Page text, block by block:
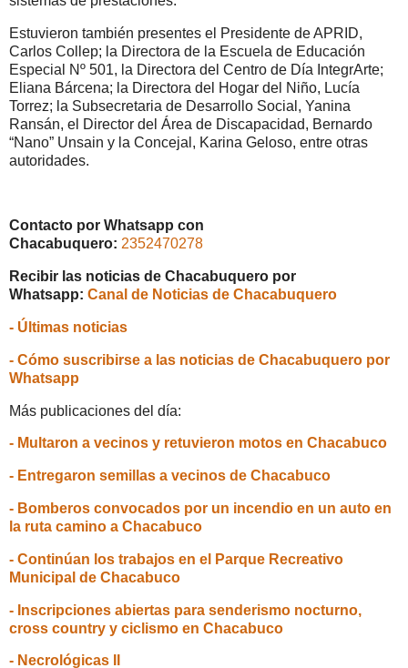
Estuvieron también presentes el Presidente de APRID,
Carlos Collep; la Directora de la Escuela de Educación
Especial Nº 501, la Directora del Centro de Día IntegrArte;
Eliana Bárcena; la Directora del Hogar del Niño, Lucía
Torrez; la Subsecretaria de Desarrollo Social, Yanina
Ransán, el Director del Área de Discapacidad, Bernardo
“Nano” Unsain y la Concejal, Karina Geloso, entre otras
autoridades.
Contacto por Whatsapp con
Chacabuquero: 2352470278
Recibir las noticias de Chacabuquero por
Whatsapp: Canal de Noticias de Chacabuquero
- Últimas noticias
- Cómo suscribirse a las noticias de Chacabuquero por
Whatsapp
Más publicaciones del día:
- Multaron a vecinos y retuvieron motos en Chacabuco
- Entregaron semillas a vecinos de Chacabuco
- Bomberos convocados por un incendio en un auto en
la ruta camino a Chacabuco
- Continúan los trabajos en el Parque Recreativo
Municipal de Chacabuco
- Inscripciones abiertas para senderismo nocturno,
cross country y ciclismo en Chacabuco
- Necrológicas II